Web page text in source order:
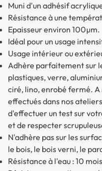
Muni d'un adhésif
Résistance à une
Epaisseur environ 100µm.
Idéal pour un usage
Usage intérieur ou
Adhère parfaitement sur
plastiques, verre,
ciré, lino, enrobé fermé.
effectués dans nos
d'effectuer un test sur
et de respecter
N'adhère pas sur les
le bois, le bois verni, le
Résistance à l'eau : 10